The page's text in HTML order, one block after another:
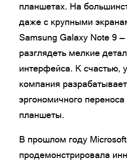
планшетах. На
даже с крупными
Samsung Galaxy Note 9 —
разглядеть мелкие
интерфейса. К счастью,
компания
эргономичного
планшеты.
В прошлом году
продемонстрировала